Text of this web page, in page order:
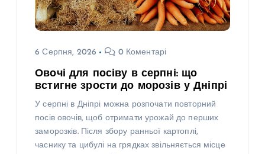
6 Серпня, 2026 0 Коментарі
Овочі для посіву в серпні: що
встигне зрости до морозів у Дніпрі
У серпні в Дніпрі можна розпочати повторний
посів овочів, щоб отримати урожай до перших
заморозків. Після збору ранньої картоплі,
часнику та цибулі на грядках звільняється місце